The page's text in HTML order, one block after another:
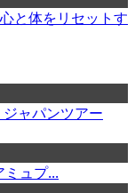
と体をリセットす
ャパンツアー
ミュプ...